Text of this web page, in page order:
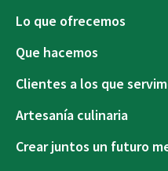
Lo que ofrecemos
Que hacemos
Clientes a los que
Artesanía culinaria
Crear juntos un futuro